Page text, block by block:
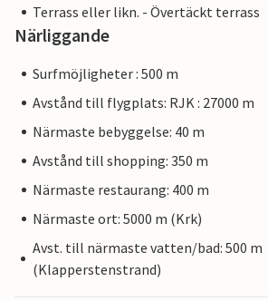
Terrass eller likn. - Övertäckt terrass
Närliggande
Surfmöjligheter : 500 m
Avstånd till flygplats: RJK : 27000 m
Närmaste bebyggelse: 40 m
Avstånd till shopping: 350 m
Närmaste restaurang: 400 m
Närmaste ort: 5000 m (Krk)
Avst. till närmaste vatten/bad: 500 m
(Klapperstenstrand)